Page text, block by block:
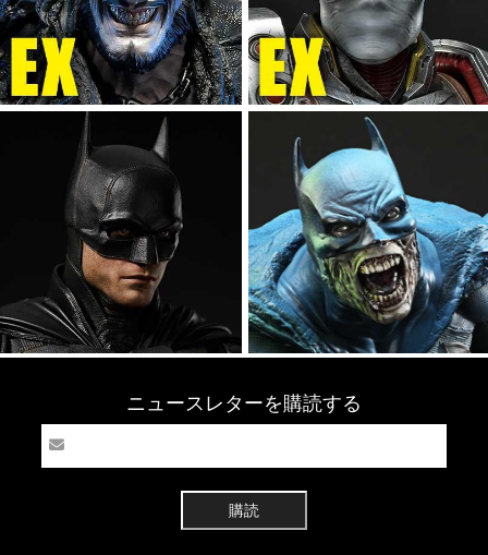
ニュースレターを購読する
購読